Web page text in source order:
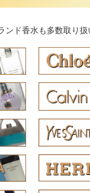
ンド香水も多数取り扱